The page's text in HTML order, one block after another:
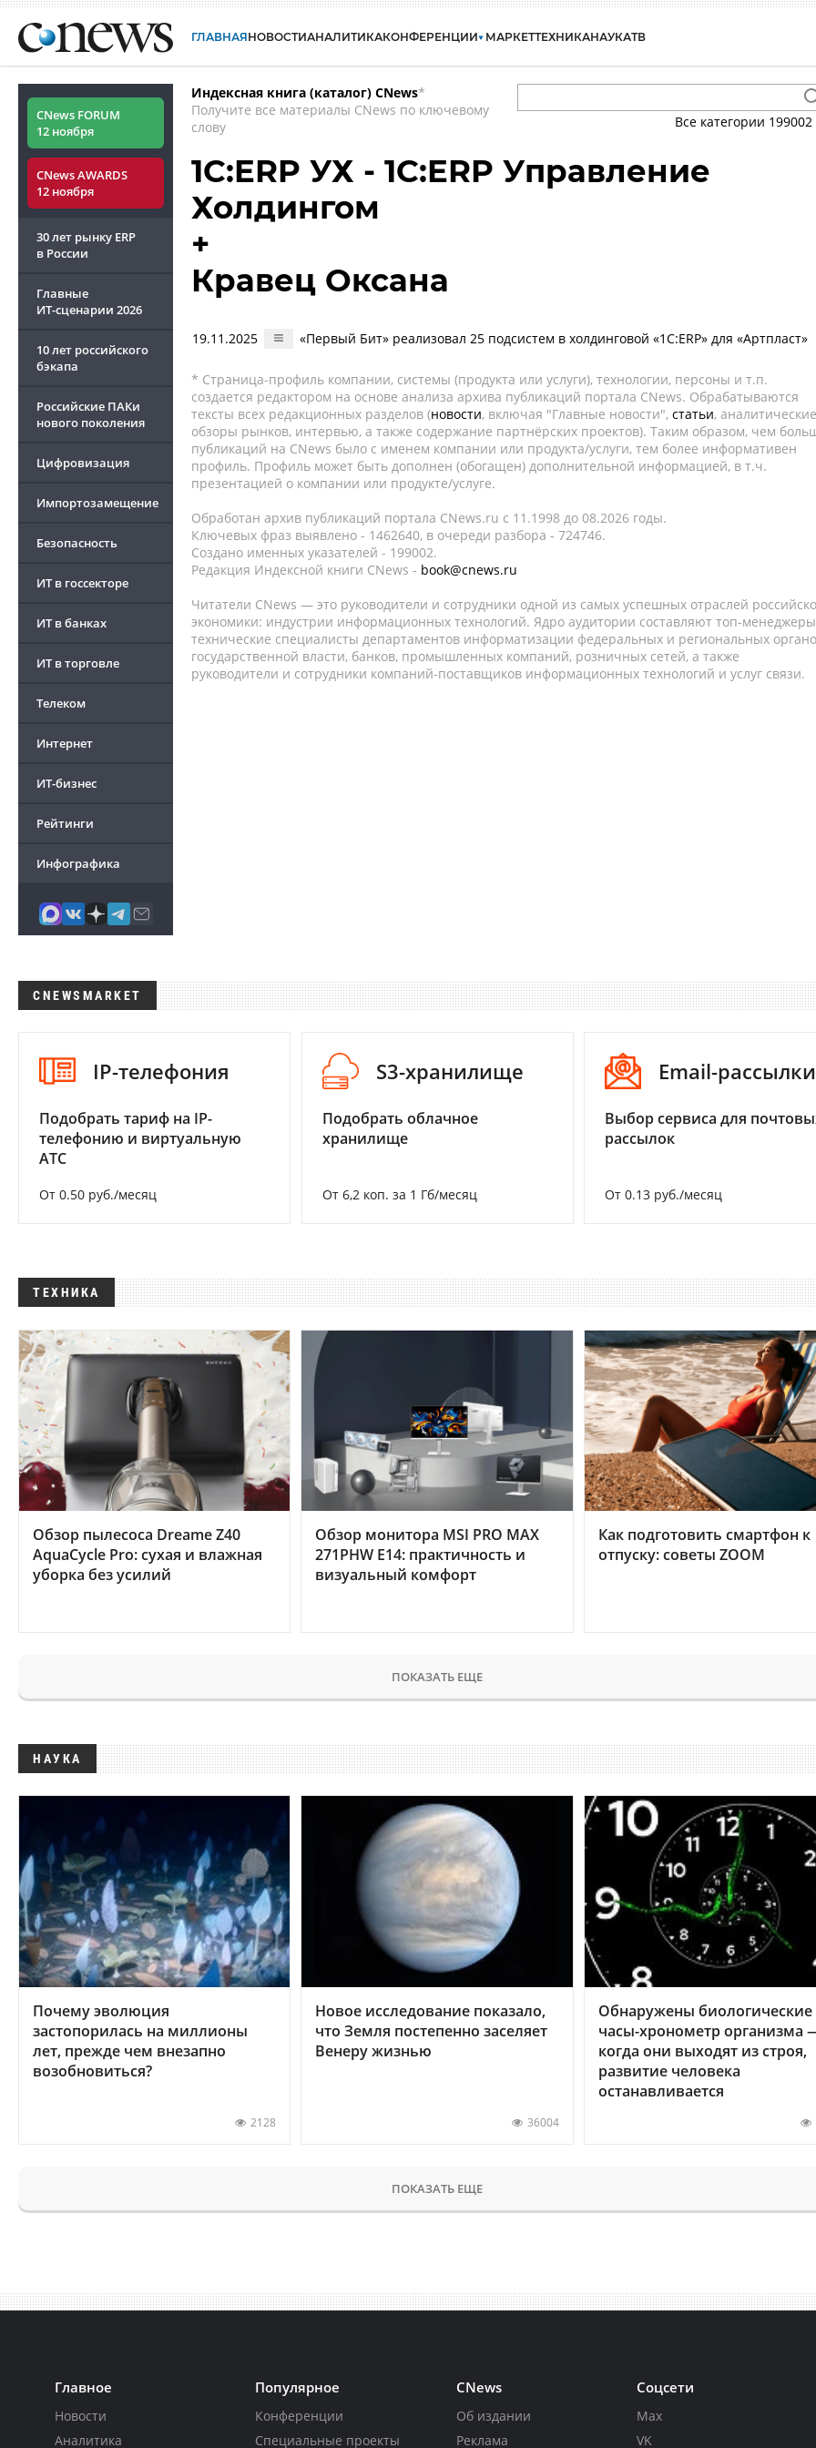
ГЛАВНАЯНОВОСТИАНАЛИТИКАКОНФЕРЕНЦИИ МАРКЕТТЕХНИКАНАУКАТВ
CNews FORUM
12 ноября
CNews AWARDS
12 ноября
30 лет рынку ERP
в России
Главные
ИТ-сценарии 2026
10 лет российского
бэкапа
Российские ПАКи
нового поколения
Цифровизация
Импортозамещение
Безопасность
ИТ в госсекторе
ИТ в банках
ИТ в торговле
Телеком
Интернет
ИТ-бизнес
Рейтинги
Инфографика
Индексная книга (каталог) CNews*
Получите все материалы CNews по ключевому
слову
Все категории 199002
1С:ERP УХ - 1С:ERP Управление
Холдингом
+
Кравец Оксана
19.11.2025 «Первый Бит» реализовал 25 подсистем в холдинговой «1С:ERP» для «Артпласт»
* Страница-профиль компании, системы (продукта или услуги), технологии, персоны и т.п.
создается редактором на основе анализа архива публикаций портала CNews. Обрабатываются
тексты всех редакционных разделов (новости, включая "Главные новости", статьи, аналитические
обзоры рынков, интервью, а также содержание партнёрских проектов). Таким образом, чем
публикаций на CNews было с именем компании или продукта/услуги, тем более информативен
профиль. Профиль может быть дополнен (обогащен) дополнительной информацией, в т.ч.
презентацией о компании или продукте/услуге.
Обработан архив публикаций портала CNews.ru c 11.1998 до 08.2026 годы.
Ключевых фраз выявлено - 1462640, в очереди разбора - 724746.
Создано именных указателей - 199002.
Редакция Индексной книги CNews - book@cnews.ru
Читатели CNews — это руководители и сотрудники одной из самых успешных отраслей
экономики: индустрии информационных технологий. Ядро аудитории составляют топ-
технические специалисты департаментов информатизации федеральных и региональных
государственной власти, банков, промышленных компаний, розничных сетей, а также
руководители и сотрудники компаний-поставщиков информационных технологий и услуг связи.
CNEWSMARKET
IP-телефония
Подобрать тариф на IP-
телефонию и виртуальную
АТС
От 0.50 руб./месяц
S3-хранилище
Подобрать облачное
хранилище
От 6,2 коп. за 1 Гб/месяц
Email-рассылки
Выбор сервиса для
рассылок
От 0.13 руб./месяц
ТЕХНИКА
Обзор пылесоса Dreame Z40
AquaCycle Pro: сухая и влажная
уборка без усилий
Обзор монитора MSI PRO MAX
271PHW E14: практичность и
визуальный комфорт
Как подготовить смартфон к
отпуску: советы ZOOM
ПОКАЗАТЬ ЕЩЕ
НАУКА
Почему эволюция
застопорилась на миллионы
лет, прежде чем внезапно
возобновиться?
2128
Новое исследование показало,
что Земля постепенно заселяет
Венеру жизнью
36004
Обнаружены биологические
часы-хронометр организма
когда они выходят из строя,
развитие человека
останавливается
ПОКАЗАТЬ ЕЩЕ
Главное
Новости
Аналитика
Популярное
Конференции
Специальные проекты
CNews
Об издании
Реклама
Соцсети
Max
VK